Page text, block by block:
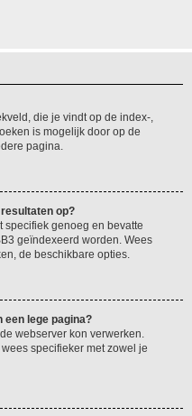
die je vindt op de index-,
is mogelijk door op de
pagina.
op?
genoeg en bevatte
geïndexeerd worden. Wees
de beschikbare opties.
lege pagina?
webserver kon verwerken.
specifieker met zowel je